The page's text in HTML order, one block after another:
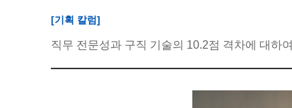
[기획 칼럼]
직무 전문성과 구직 기술의 10.2점 격차에 대하여